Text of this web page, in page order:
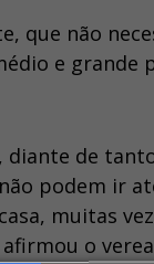
que não
e
de
podem ir
muitas
o